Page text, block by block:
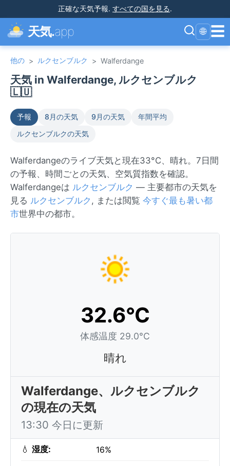
正確な天気予報. すべての国を見る.
天気.app 🌐 ☰
他の > ルクセンブルク > Walferdange
天気 in Walferdange, ルクセンブルク
🇱🇺
予報 8月の天気 9月の天気
年間平均
ルクセンブルクの天気
Walferdangeのライブ天気と現在33°C、晴れ。7日間
の予報、時間ごとの天気、空気質指数を確認。
Walferdangeは ルクセンブルク — 主要都市の天気を
見る ルクセンブルク , または閲覧 今すぐ最も暑い都
市世界中の都市。
32.6°C
体感温度 29.0°C
晴れ
Walferdange、ルクセンブルク
の現在の天気
13:30 今日に更新
💧 湿度: 16%